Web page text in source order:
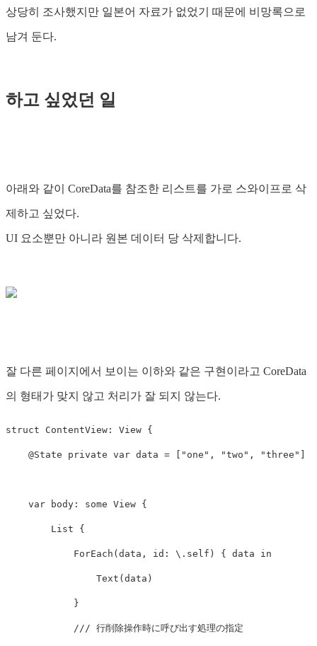
상당히 조사했지만 일본어 자료가 없었기 때문에 비망록으로
남겨 둔다.
하고 싶었던 일
아래와 같이 CoreData를 참조한 리스트를 가로 스와이프로 삭
제하고 싶었다.
UI 요소뿐만 아니라 원본 데이터 당 삭제합니다.
잘 다른 페이지에서 보이는 이하와 같은 구현이라고 CoreData
의 형태가 맞지 않고 처리가 잘 되지 않는다.
struct ContentView: View {
    @State private var data = ["one", "two", "three"]
    var body: some View {
        List {
            ForEach(data, id: \.self) { data in
                Text(data)
            }
            /// 行削除操作時に呼び出す処理の指定